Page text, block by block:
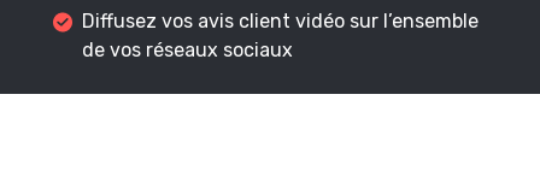
Diffusez vos avis client vidéo sur l’ensemble
de vos réseaux sociaux